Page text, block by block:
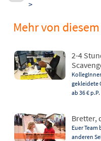
>
Mehr von
2-4
gekleidete
ab 36 € p.P.
Bretter,
Euer
anderen